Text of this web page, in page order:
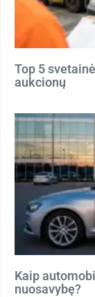
Top 5
aukcionų
Kaip
nuosavybę?